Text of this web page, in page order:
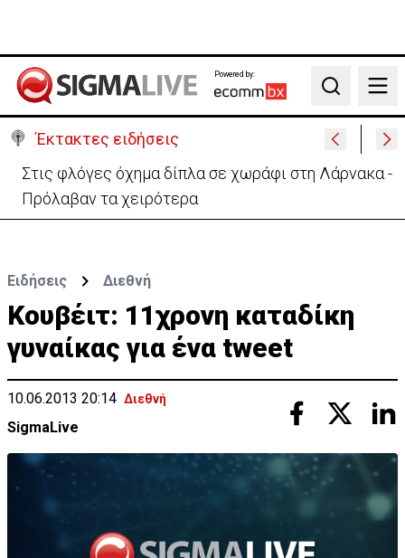
Powered by:
Search
Έκτακτες ειδήσεις
Στις φλόγες όχημα δίπλα σε χωράφι στη Λάρνακα -
Πρόλαβαν τα χειρότερα
Ειδήσεις Διεθνή
Κουβέιτ: 11χρονη καταδίκη
γυναίκας για ένα tweet
10.06.2013 20:14 Διεθνή
SigmaLive